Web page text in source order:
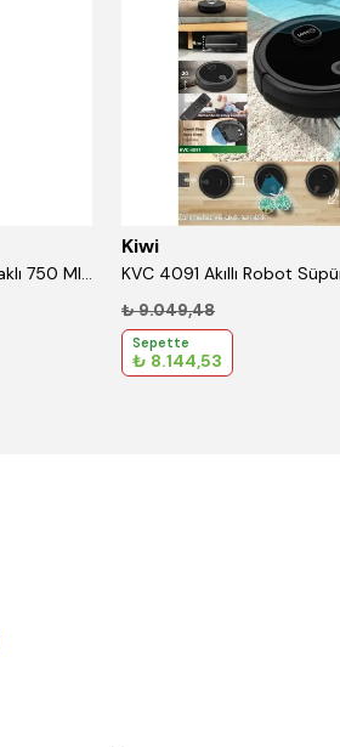
KT-8690 Paslanmaz Çelik Bardaklı 750 Ml Termos Gri
Kiwi
₺ 9.049,48
Sepette
₺ 8.144,53